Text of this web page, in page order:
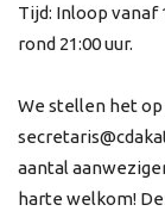
Tijd: Inloop vanaf
rond 21:00 uur.
We stellen het
aantal
harte welkom!